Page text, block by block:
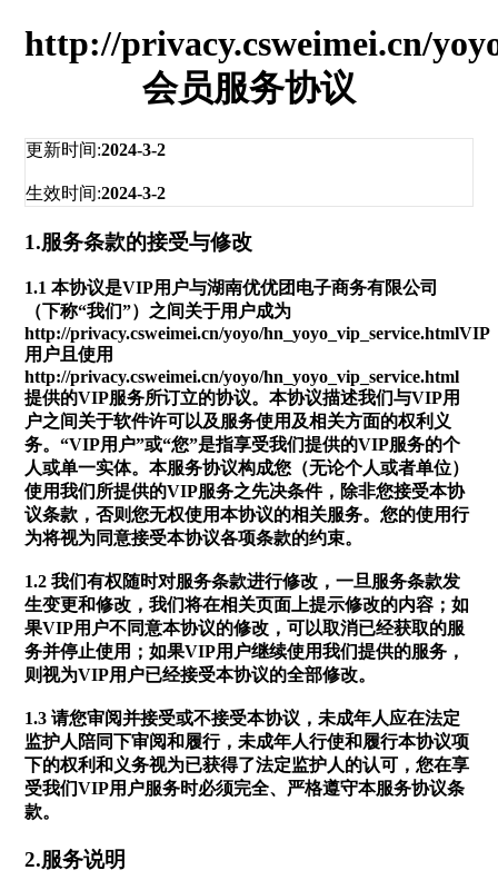
http://privacy.csweimei.cn/
会员服务协议
更新时间:2024-3-2
生效时间:2024-3-2
1.服务条款的接受与修改
1.1 本协议是VIP用户与湖南优优团电子商务有限公司
（下称“我们”）之间关于用户成为
http://privacy.csweimei.cn/yoyo/hn_yoyo_vip_service.htmlVIP
用户且使用
http://privacy.csweimei.cn/yoyo/hn_yoyo_vip_service.html
提供的VIP服务所订立的协议。本协议描述我们与VIP用
户之间关于软件许可以及服务使用及相关方面的权利义
务。“VIP用户”或“您”是指享受我们提供的VIP服务的个
人或单一实体。本服务协议构成您（无论个人或者单位）
使用我们所提供的VIP服务之先决条件，除非您接受本协
议条款，否则您无权使用本协议的相关服务。您的使用行
为将视为同意接受本协议各项条款的约束。
1.2 我们有权随时对服务条款进行修改，一旦服务条款发
生变更和修改，我们将在相关页面上提示修改的内容；如
果VIP用户不同意本协议的修改，可以取消已经获取的服
务并停止使用；如果VIP用户继续使用我们提供的服务，
则视为VIP用户已经接受本协议的全部修改。
1.3 请您审阅并接受或不接受本协议，未成年人应在法定
监护人陪同下审阅和履行，未成年人行使和履行本协议项
下的权利和义务视为已获得了法定监护人的认可，您在享
受我们VIP用户服务时必须完全、严格遵守本服务协议条
款。
2.服务说明